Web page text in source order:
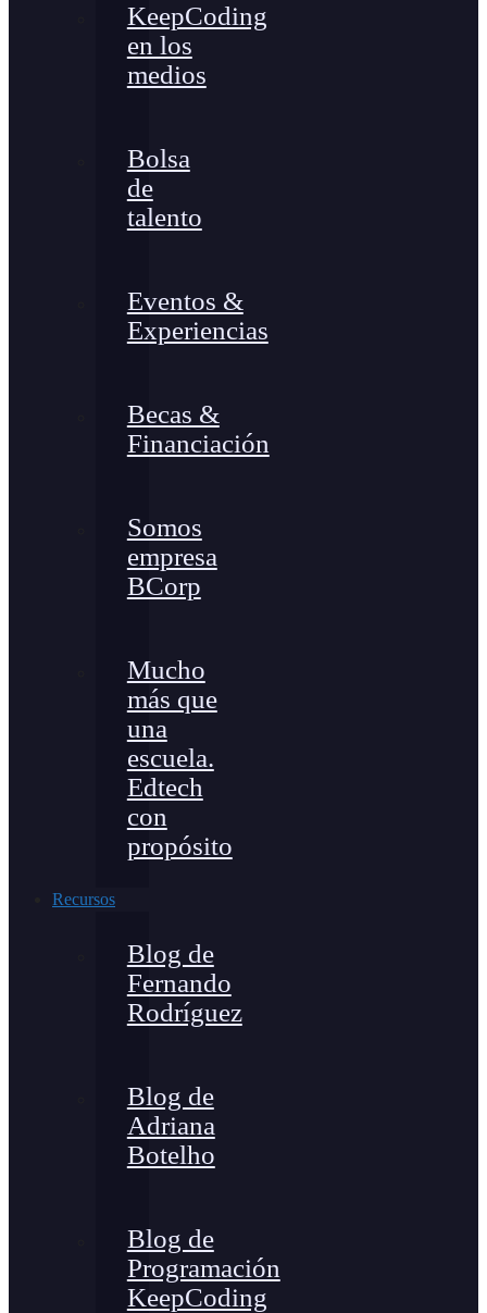
KeepCoding
en los
medios
Bolsa
de
talento
Eventos &
Experiencias
Becas &
Financiación
Somos
empresa
BCorp
Mucho
más que
una
escuela.
Edtech
con
propósito
Recursos
Blog de
Fernando
Rodríguez
Blog de
Adriana
Botelho
Blog de
Programación
KeepCoding